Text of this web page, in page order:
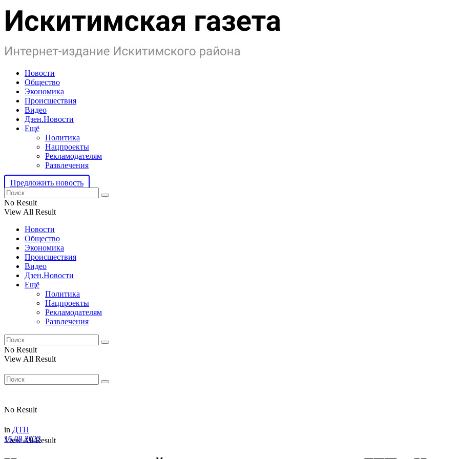
Новости
Общество
Экономика
Происшествия
Видео
Дзен.Новости
Ещё
Политика
Нацпроекты
Рекламодателям
Развлечения
Предложить новость
No Result
View All Result
Новости
Общество
Экономика
Происшествия
Видео
Дзен.Новости
Ещё
Политика
Нацпроекты
Рекламодателям
Развлечения
No Result
View All Result
No Result
View All Result
in ДТП
15.08.2023